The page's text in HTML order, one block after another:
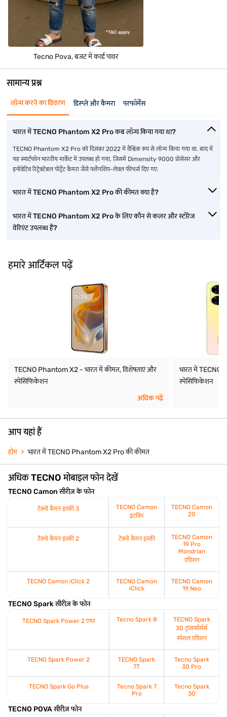
Tecno Pova, बजट में कर्व्ड पावर
सामान्य प्रश्न
लॉन्च करने का विवरण डिस्प्ले और कैमरा परफॉर्मेंस
भारत में TECNO Phantom X2 Pro कब लॉन्च किया गया था?
TECNO Phantom X2 Pro को दिसंबर 2022 में वैश्विक रूप से लॉन्च किया गया था. बाद में
यह स्मार्टफोन भारतीय मार्केट में उपलब्ध हो गया, जिसमें Dimensity 9000 प्रोसेसर और
इनोवेटिव रिट्रेक्टेबल पोर्ट्रेट कैमरा जैसे फ्लैगशिप-लेवल फीचर्स दिए गए.
भारत में TECNO Phantom X2 Pro की कीमत क्या है?
भारत में TECNO Phantom X2 Pro के लिए कौन से कलर और स्टोरेज
वेरिएंट उपलब्ध हैं?
हमारे आर्टिकल पढ़ें
TECNO Phantom X2 - भारत में कीमत, विशेषताएं और
स्पेसिफिकेशन
अधिक पढ़ें
भारत में TECNO
स्पेसिफिकेशन
आप यहां हैं
होम भारत में TECNO Phantom X2 Pro की कीमत
अधिक TECNO मोबाइल फोन देखें
TECNO Camon सीरीज़ के फोन
टेक्नो कैमन इस्की 3
TECNO Camon
इटविन
TECNO Camon
20
टेक्नो कैमन इस्की 2 टेक्नो कैमन इस्की
TECNO Camon
19 Pro
Mondrian
एडिशन
TECNO Camon iClick 2
TECNO Camon
iClick
TECNO Camon
19 Neo
TECNO Spark सीरीज़ के फोन
TECNO Spark Power 2 एयर Tecno Spark 8
TECNO Spark
30 ट्रांसफॉर्मर्स
स्पेशल एडिशन
TECNO Spark Power 2
TECNO Spark
7T
Tecno Spark
30 Pro
TECNO Spark Go Plus
Tecno Spark 7
Pro
Tecno Spark
30
TECNO POVA सीरीज़ फोन